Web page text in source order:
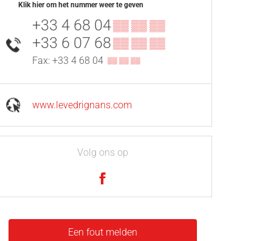
Klik hier om het nummer weer te geven
+33 4 68 04▒▒ ▒▒ ▒▒
+33 6 07 68▒▒ ▒▒ ▒▒
Fax: +33 4 68 04 ▒▒ ▒▒ ▒▒
www.levedrignans.com
Volg ons op
Een fout melden